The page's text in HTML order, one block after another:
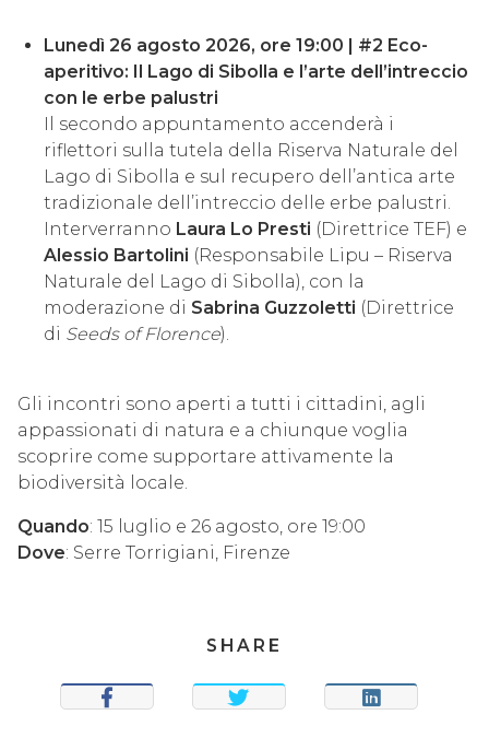
Lunedì 26 agosto 2026, ore 19:00 | #2 Eco-
aperitivo: Il Lago di Sibolla e l’arte dell’intreccio
con le erbe palustri
Il secondo appuntamento accenderà i
riflettori sulla tutela della Riserva Naturale del
Lago di Sibolla e sul recupero dell’antica arte
tradizionale dell’intreccio delle erbe palustri.
Interverranno Laura Lo Presti (Direttrice TEF) e
Alessio Bartolini (Responsabile Lipu – Riserva
Naturale del Lago di Sibolla), con la
moderazione di Sabrina Guzzoletti (Direttrice
di Seeds of Florence).
Gli incontri sono aperti a tutti i cittadini, agli
appassionati di natura e a chiunque voglia
scoprire come supportare attivamente la
biodiversità locale.
Quando: 15 luglio e 26 agosto, ore 19:00
Dove: Serre Torrigiani, Firenze
SHARE
SHARE TWEET SHARE